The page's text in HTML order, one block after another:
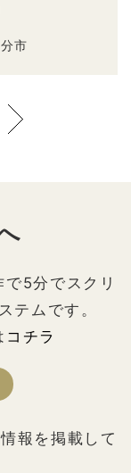
市
5分でスクリ
テムです。
コチラ
報を掲載して